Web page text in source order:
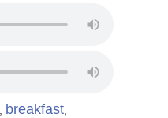
breakfast